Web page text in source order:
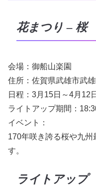
花まつり – 桜
会場：御船山楽園
住所：佐賀県武雄市武
日程：3月15日～4月12日
ライトアップ期間：
イベント：
170年咲き誇る桜や九州
す。
ライトアップ